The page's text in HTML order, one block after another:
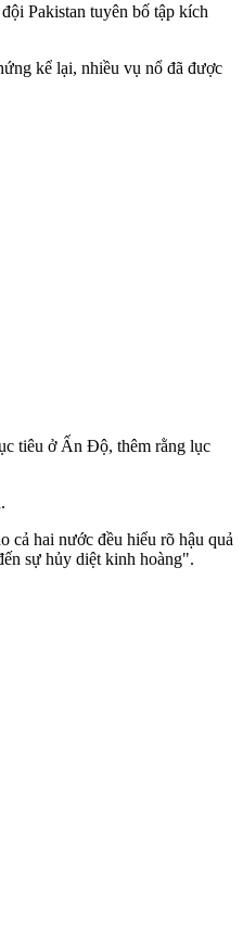
Pakistan tuyên bố tập kích
kể lại, nhiều vụ nổ đã được
tiêu ở Ấn Độ, thêm rằng lục
hai nước đều hiểu rõ hậu quả
sự hủy diệt kinh hoàng".